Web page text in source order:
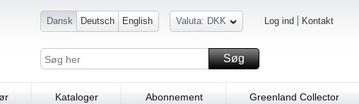
Dansk Deutsch English Valuta: DKK Log ind Kontakt
Søg
Kataloger Abonnement Greenland Collector